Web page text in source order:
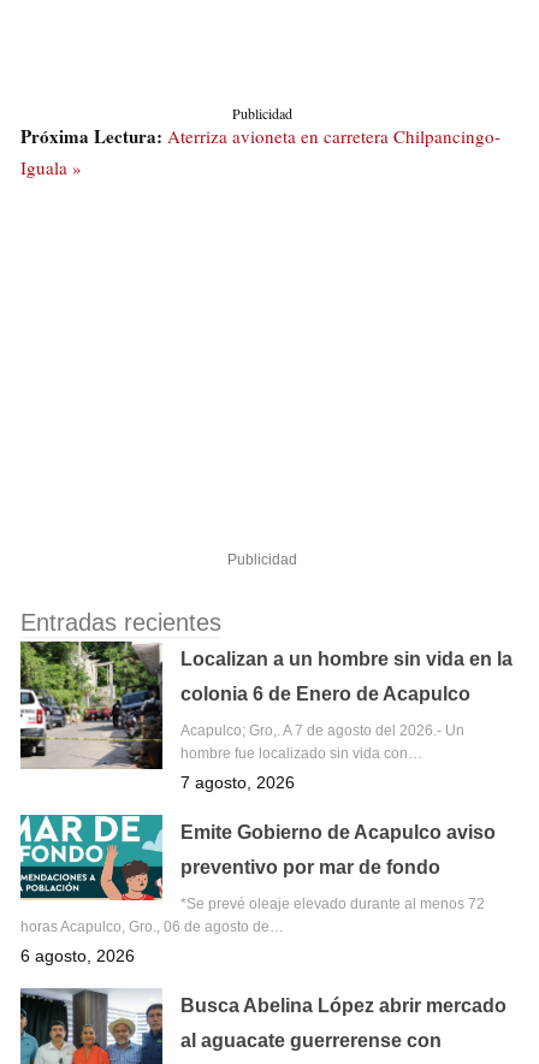
Publicidad
Próxima Lectura: Aterriza avioneta en carretera Chilpancingo-
Iguala »
Publicidad
Entradas recientes
Localizan a un hombre sin vida en la
colonia 6 de Enero de Acapulco
Acapulco; Gro,. A 7 de agosto del 2026.- Un
hombre fue localizado sin vida con…
7 agosto, 2026
Emite Gobierno de Acapulco aviso
preventivo por mar de fondo
*Se prevé oleaje elevado durante al menos 72
horas Acapulco, Gro., 06 de agosto de…
6 agosto, 2026
Busca Abelina López abrir mercado
al aguacate guerrerense con